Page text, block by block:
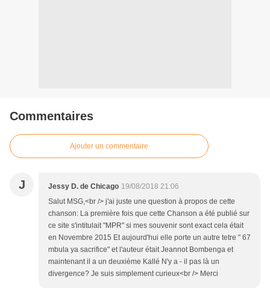
Commentaires
Ajouter un commentaire
J Jessy D. de Chicago 19/08/2018 21:06
Salut MSG,<br /> j'ai juste une question à propos de cette
chanson: La première fois que cette Chanson a été publié sur
ce site s'intitulait "MPR" si mes souvenir sont exact cela était
en Novembre 2015 Et aujourd'hui elle porte un autre tetre " 67
mbula ya sacrifice" et l'auteur était Jeannot Bombenga et
maintenant il a un deuxième Kallé N'y a - il pas là un
divergence? Je suis simplement curieux<br /> Merci